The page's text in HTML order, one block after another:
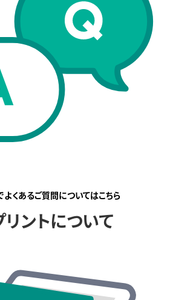
くあるご質問についてはこちら
ントについて